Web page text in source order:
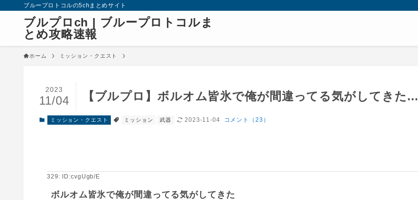
ブループロトコルの5chまとめサイト
ブルプロch | ブループロトコルま
とめ攻略速報
ホーム ミッション・クエスト
【ブルプロ】ボルオム皆氷で俺が間違ってる気がしてきた…
2023
11/04
ミッション・クエスト ミッション 武器 2023-11-04 コメント（23）
329: ID:cvgUgb/E
ボルオム皆氷で俺が間違ってる気がしてきた